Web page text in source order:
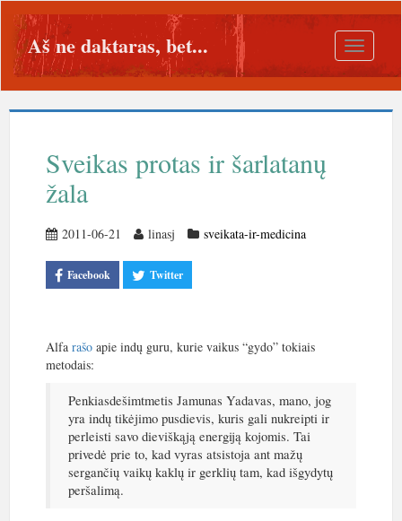
Toggle
Aš ne daktaras, bet...
Sveikas protas ir šarlatanų
žala
2011-06-21 linasj sveikata-ir-medicina
Facebook Twitter
Alfa rašo apie indų guru, kurie vaikus “gydo” tokiais
metodais:
Penkiasdešimtmetis Jamunas Yadavas, mano, jog
yra indų tikėjimo pusdievis, kuris gali nukreipti ir
perleisti savo dieviškąją energiją kojomis. Tai
privedė prie to, kad vyras atsistoja ant mažų
sergančių vaikų kaklų ir gerklių tam, kad išgydytų
peršalimą.